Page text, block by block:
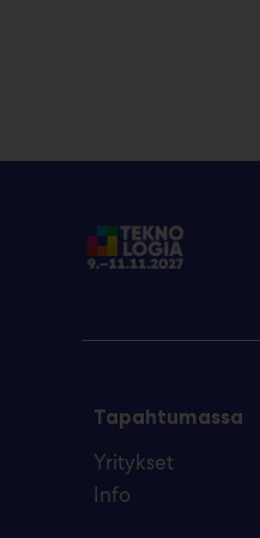
Tapahtumassa
Yritykset
Info